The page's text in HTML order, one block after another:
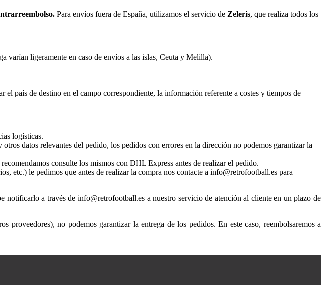
Para envíos fuera de España, utilizamos el servicio de Zeleris, que realiza todos los
varían ligeramente en caso de envíos a las islas, Ceuta y Melilla).
país de destino en el campo correspondiente, la información referente a costes y tiempos de
logísticas.
datos relevantes del pedido, los pedidos con errores en la dirección no podemos garantizar la
consulte los mismos con DHL Express antes de realizar el pedido.
etc.) le pedimos que antes de realizar la compra nos contacte a info@retrofootball.es para
notificarlo a través de info@retrofootball.es a nuestro servicio de atención al cliente en un plazo de
no podemos garantizar la entrega de los pedidos. En este caso, reembolsaremos a